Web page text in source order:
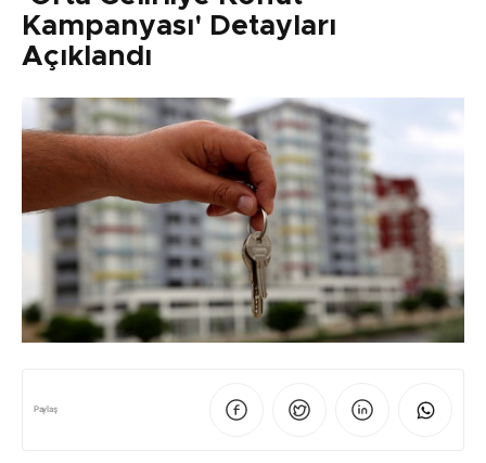
Kampanyası' Detayları
Açıklandı
Paylaş